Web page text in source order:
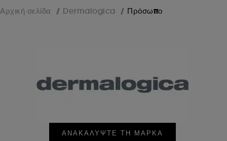
Αρχική σελίδα Dermalogica Πρόσωπο
ΑΝΑΚΑΛΥΨΤΕ ΤΗ ΜΑΡΚΑ